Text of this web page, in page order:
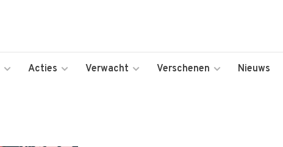
Acties Verwacht Verschenen Nieuws